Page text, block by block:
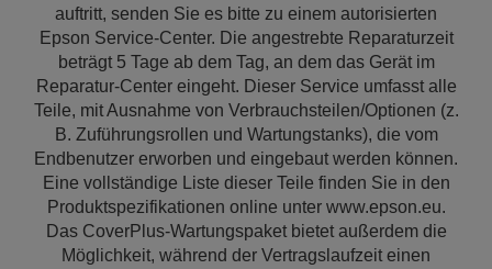
auftritt, senden Sie es bitte zu einem autorisierten
Epson Service-Center. Die angestrebte Reparaturzeit
beträgt 5 Tage ab dem Tag, an dem das Gerät im
Reparatur-Center eingeht. Dieser Service umfasst alle
Teile, mit Ausnahme von Verbrauchsteilen/Optionen (z.
B. Zuführungsrollen und Wartungstanks), die vom
Endbenutzer erworben und eingebaut werden können.
Eine vollständige Liste dieser Teile finden Sie in den
Produktspezifikationen online unter www.epson.eu.
Das CoverPlus-Wartungspaket bietet außerdem die
Möglichkeit, während der Vertragslaufzeit einen